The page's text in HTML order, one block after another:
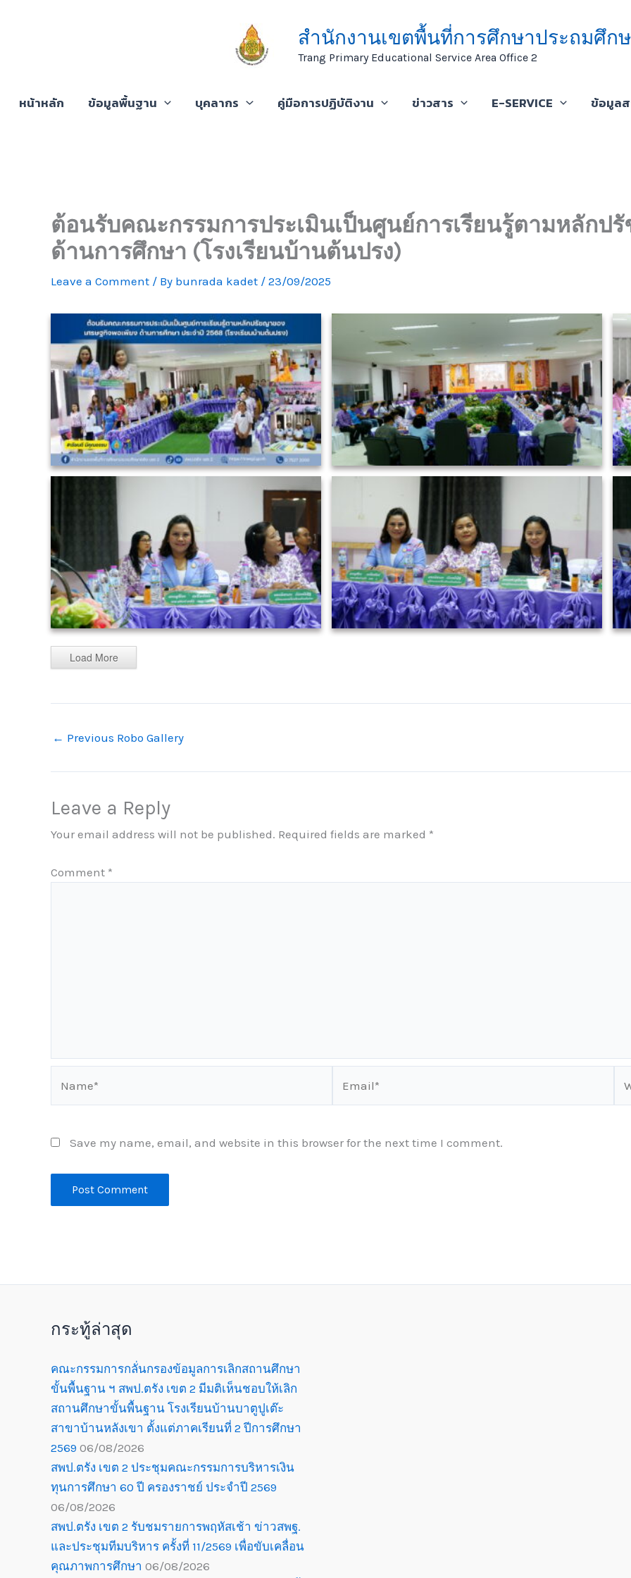
สำนักงานเขตพื้นที่การศึกษาประถมศึกษ
Trang Primary Educational Service Area Office 2
หน้าหลัก ข้อมูลพื้นฐาน บุคลากร คู่มือการปฏิบัติงาน ข่าวสาร E-SERVICE ข้อมูล
ต้อนรับคณะกรรมการประเมินเป็นศูนย์การเรียนรู้ตามหลักป
ด้านการศึกษา (โรงเรียนบ้านต้นปรง)
Leave a Comment / By bunrada kadet / 23/09/2025
Load More
← Previous Robo Gallery
Leave a Reply
Your email address will not be published. Required fields are marked *
Comment *
Save my name, email, and website in this browser for the next time I comment.
กระทู้ล่าสุด
คณะกรรมการกลั่นกรองข้อมูลการเลิกสถานศึกษา
ขั้นพื้นฐาน ฯ สพป.ตรัง เขต 2 มีมติเห็นชอบให้เลิก
สถานศึกษาขั้นพื้นฐาน โรงเรียนบ้านบาตูปูเต๊ะ
สาขาบ้านหลังเขา ตั้งแต่ภาคเรียนที่ 2 ปีการศึกษา
2569 06/08/2026
สพป.ตรัง เขต 2 ประชุมคณะกรรมการบริหารเงิน
ทุนการศึกษา 60 ปี ครองราชย์ ประจำปี 2569
06/08/2026
สพป.ตรัง เขต 2 รับชมรายการพฤหัสเช้า ข่าวสพฐ.
และประชุมทีมบริหาร ครั้งที่ 11/2569 เพื่อขับเคลื่อน
คุณภาพการศึกษา 06/08/2026